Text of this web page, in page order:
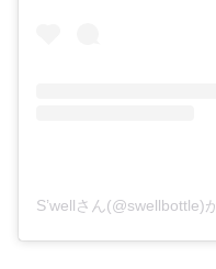
S’wellさん(@swellbottle)